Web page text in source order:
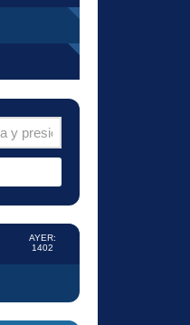
AYER:
1402